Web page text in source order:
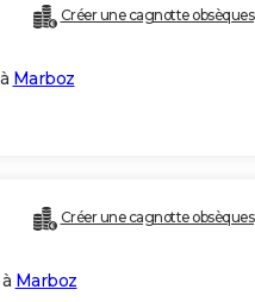
Créer une cagnotte obsèques
Marboz
Créer une cagnotte obsèques
Marboz